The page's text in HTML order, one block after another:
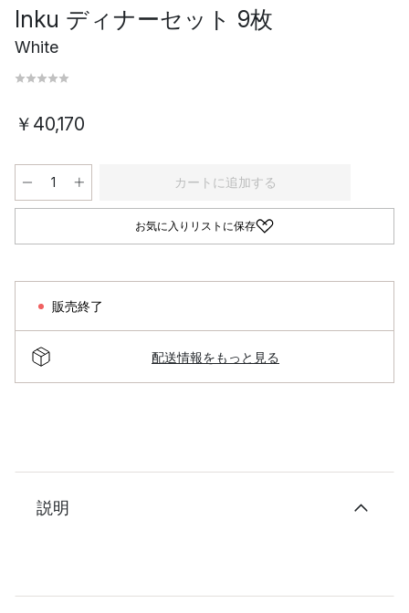
Inku ディナーセット 9枚
White
￥40,170
カートに追加する
お気に入りリストに保存
販売終了
配送情報をもっと見る
説明